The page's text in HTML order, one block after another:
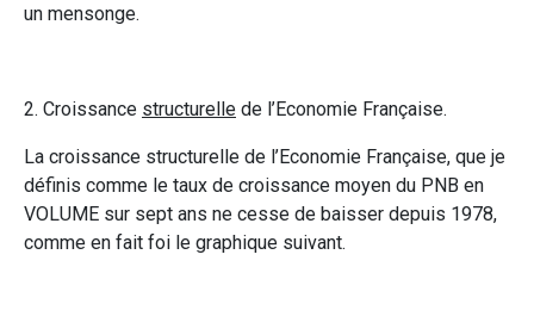
un mensonge.
2. Croissance structurelle de l’Economie Française.
La croissance structurelle de l’Economie Française, que je
définis comme le taux de croissance moyen du PNB en
VOLUME sur sept ans ne cesse de baisser depuis 1978,
comme en fait foi le graphique suivant.